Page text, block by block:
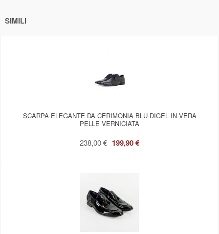
SIMILI
SCARPA ELEGANTE DA CERIMONIA BLU DIGEL IN VERA
PELLE VERNICIATA
238,00 € 199,90 €